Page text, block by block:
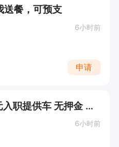
餐，可预支
6小时前
申请
👍站点直招送餐员0元入职提供车 无押金 老骑手带
6小时前